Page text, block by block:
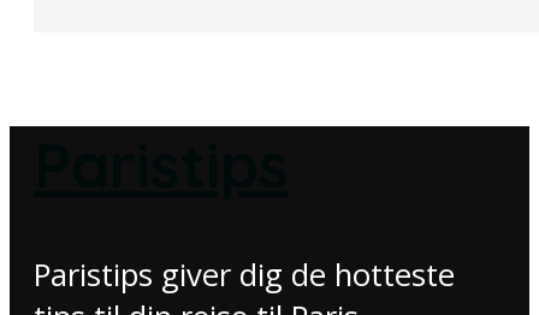
Paristips giver dig de hotteste